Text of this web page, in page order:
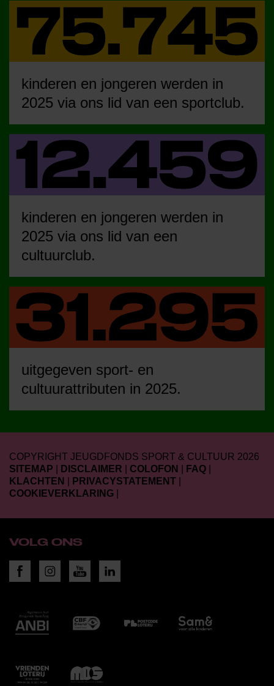
kinderen en jongeren werden in
2025 via ons lid van een sportclub.
kinderen en jongeren werden in
2025 via ons lid van een
cultuurclub.
uitgegeven sport- en
cultuurattributen in 2025.
COPYRIGHT JEUGDFONDS SPORT & CULTUUR 2026
SITEMAP
DISCLAIMER COLOFON FAQ
KLACHTEN
PRIVACYSTATEMENT
COOKIEVERKLARING
VOLG ONS